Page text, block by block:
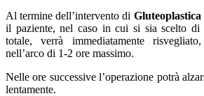
Al termine dell’intervento di
il paziente, nel caso in cui si sia scelto di
totale, verrà immediatamente
nell’arco di 1-2 ore massimo.
Nelle ore successive l’operazione potrà
lentamente.